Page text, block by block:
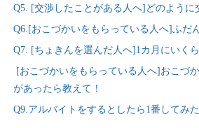
Q5. [交渉したことがある人へ]どのように
Q6.[おこづかいをもらっている人へ]ふだ
Q7. [ちょきんを選んだ人へ]1カ月にいく
[おこづかいをもらっている人へ]おこづ
があったら教えて！
Q9.アルバイトをするとしたら1番してみ